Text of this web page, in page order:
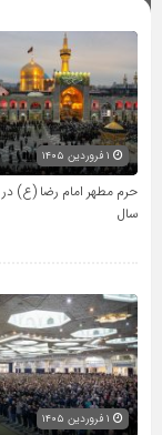
حرم مطهر امام رضا (ع)
سال